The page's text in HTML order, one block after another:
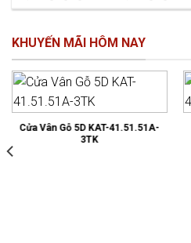
KHUYẾN MÃI HÔM NAY
Cửa Vân Gỗ 5D KAT-41.51.51A-
3TK